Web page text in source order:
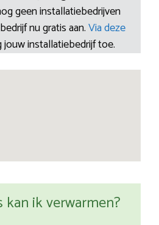
geen installatiebedrijven
nu gratis aan.Via deze
installatiebedrijf toe.
ik verwarmen?